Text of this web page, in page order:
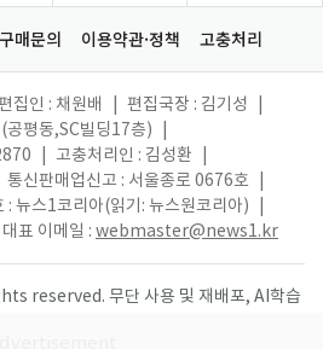
매문의 이용약관·정책 고충처리
집인 : 채원배 편집국장 : 김기성
공평동,SC빌딩17층)
고충처리인 : 김성환
통신판매업신고 : 서울종로 0676호
: 뉴스1코리아(읽기: 뉴스원코리아)
대표 이메일 : webmaster@news1.kr
reserved. 무단 사용 및 재배포, AI학습